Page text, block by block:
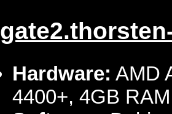
Hardware: AMD
4400+, 4GB RAM